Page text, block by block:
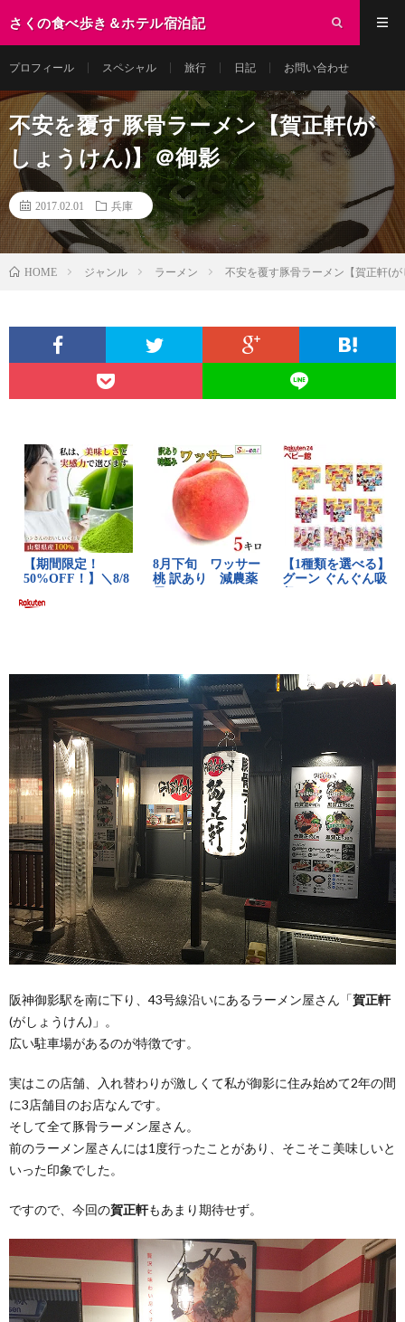
さくの食べ歩き＆ホテル宿泊記
プロフィール スペシャル 旅行 日記 お問い合わせ
不安を覆す豚骨ラーメン【賀正軒(が
しょうけん)】＠御影
2017.02.01 兵庫
HOME ジャンル ラーメン 不安を覆す豚骨ラーメン【賀正軒(
阪神御影駅を南に下り、43号線沿いにあるラーメン屋さん「賀正軒
(がしょうけん)」。
広い駐車場があるのが特徴です。
実はこの店舗、入れ替わりが激しくて私が御影に住み始めて2年の間
に3店舗目のお店なんです。
そして全て豚骨ラーメン屋さん。
前のラーメン屋さんには1度行ったことがあり、そこそこ美味しいと
いった印象でした。
ですので、今回の賀正軒もあまり期待せず。